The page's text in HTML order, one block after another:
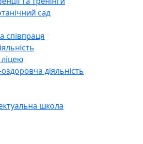
сад
співпраця
діяльність
школа